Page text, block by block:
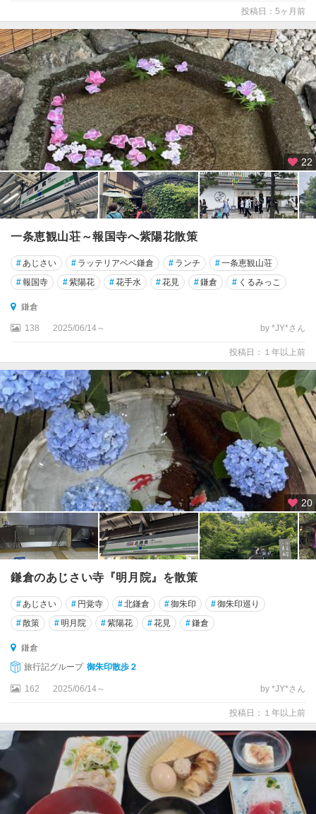
投稿日：5ヶ月前
22
一条恵観山荘～報国寺へ紫陽花散策
# あじさい # ラッテリアベベ鎌倉 # ランチ #一条恵観山荘
#報国寺 #紫陽花 #花手水 #花見 #鎌倉 # くるみっこ
鎌倉
138 2025/06/14～ by *JY*さん
投稿日：１年以上前
20
鎌倉のあじさい寺『明月院』を散策
# あじさい # 円覚寺 #北鎌倉 #御朱印 #御朱印巡り
#散策 #明月院 #紫陽花 #花見 #鎌倉
鎌倉
旅行記グループ 御朱印散歩２
162 2025/06/14～ by *JY*さん
投稿日：１年以上前